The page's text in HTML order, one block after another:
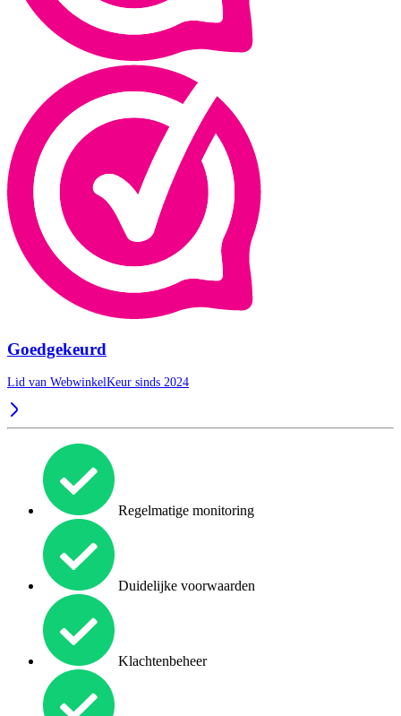
Goedgekeurd
Lid van WebwinkelKeur sinds 2024
Regelmatige monitoring
Duidelijke voorwaarden
Klachtenbeheer